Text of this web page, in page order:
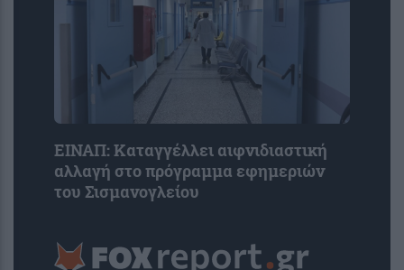
ΕΙΝΑΠ: Καταγγέλλει αιφνιδιαστική
αλλαγή στο πρόγραμμα εφημεριών
του Σισμανογλείου